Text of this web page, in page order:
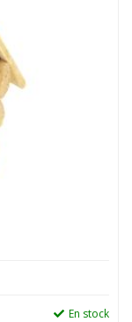
En stock